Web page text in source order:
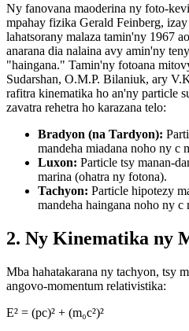
Ny fanovana maoderina ny foto-
mpahay fizika Gerald Feinberg,
lahatsorany malaza tamin'ny 1967
anarana dia nalaina avy amin'ny
"haingana." Tamin'ny fotoana
Sudarshan, O.M.P. Bilaniuk, ary
rafitra kinematika ho an'ny particle
zavatra rehetra ho karazana telo:
Bradyon (na Tardyon):
mandeha miadana noho ny c
Luxon: Particle tsy manan-
marina (ohatra ny fotona).
Tachyon: Particle hipotezy
mandeha haingana noho ny c
2. Ny Kinematika ny
Mba hahatakarana ny tachyon, tsy
angovo-momentum relativistika:
E² = (pc)² + (m₀c²)²